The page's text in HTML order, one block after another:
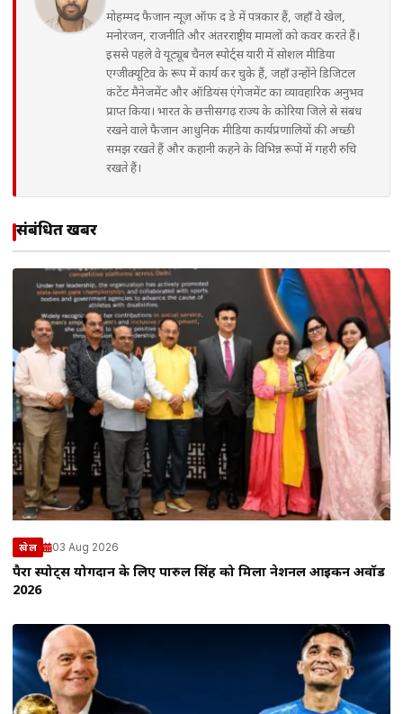
मोहम्मद फैजान न्यूज़ ऑफ द डे में पत्रकार हैं, जहाँ वे खेल,
मनोरंजन, राजनीति और अंतरराष्ट्रीय मामलों को कवर करते हैं।
इससे पहले वे यूट्यूब चैनल स्पोर्ट्स यारी में सोशल मीडिया
एग्जीक्यूटिव के रूप में कार्य कर चुके हैं, जहाँ उन्होंने डिजिटल
कंटेंट मैनेजमेंट और ऑडियंस एंगेजमेंट का व्यावहारिक अनुभव
प्राप्त किया। भारत के छत्तीसगढ़ राज्य के कोरिया जिले से संबंध
रखने वाले फैजान आधुनिक मीडिया कार्यप्रणालियों की अच्छी
समझ रखते हैं और कहानी कहने के विभिन्न रूपों में गहरी रुचि
रखते हैं।
संबंधित खबरें
खेल 03 Aug 2026
पैरा स्पोर्ट्स योगदान के लिए पारुल सिंह को मिला नेशनल आइकन अवॉर्ड
2026